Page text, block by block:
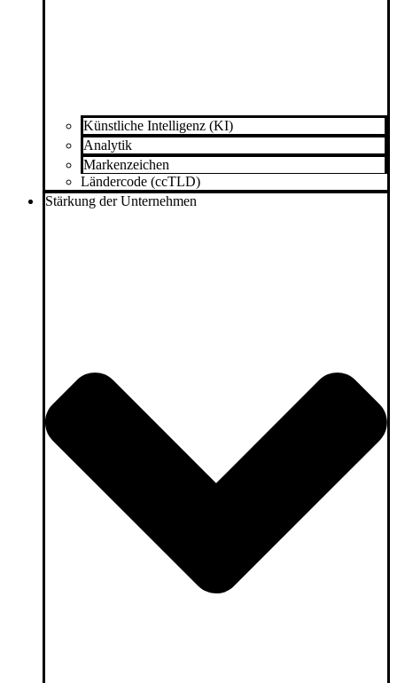
Künstliche Intelligenz (KI)
Analytik
Markenzeichen
Ländercode (ccTLD)
Stärkung der Unternehmen